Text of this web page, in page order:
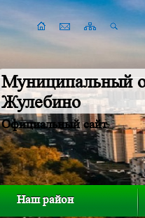
Муниципальный
Жулебино
Официальный сайт
Наш район